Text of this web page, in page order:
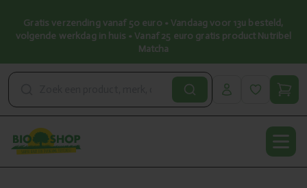
Gratis verzending vanaf 50 euro • Vandaag voor 13u besteld,
volgende werkdag in huis • Vanaf 25 euro gratis product Nutribel
Matcha